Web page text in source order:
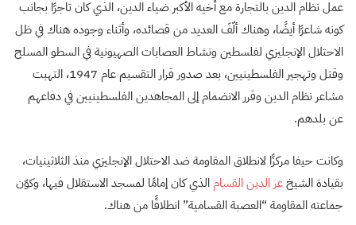
عمل نظام الدين بالتجارة مع أخيه الأكبر ضياء الدين، الذي كان تاجرًا بجانب
كونه شاعرًا أيضًا، وهناك ألّفَ العديد من قصائده، وأثناء وجوده هناك في ظل
الاحتلال الإنجليزي لفلسطين ونشاط العصابات الصهيونية في السطو المسلح
وقتل وتهجير الفلسطينيين، بعد صدور قرار التقسيم عام 1947، التهبت
مشاعر نظام الدين وقرر الانضمام إلى المجاهدين الفلسطينيين في دفاعهم
عن بلدهم.
وكانت حيفا مركزًا لانطلاق المقاومة ضد الاحتلال الإنجليزي منذ الثلاثينيات،
بقيادة الشيخعز الدين القسام الذي كان إمامًا لمسجد الاستقلال فيها، وكوّن
جماعته المقاومة “العصبة القسامية” انطلاقًا من هناك.